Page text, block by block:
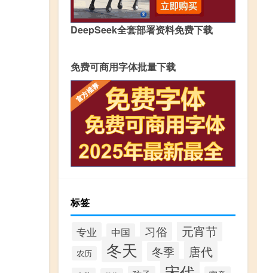
DeepSeek全套部署资料免费下载
免费可商用字体批量下载
标签
专业 中国 习俗 元宵节
农历 冬天 冬季 唐代